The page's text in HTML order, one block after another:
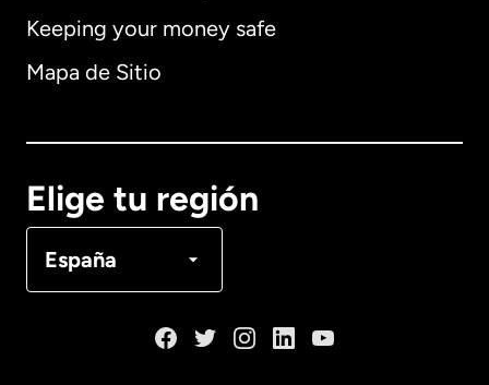
Keeping your money safe
Mapa de Sitio
Elige tu región
España
Alemania
Français